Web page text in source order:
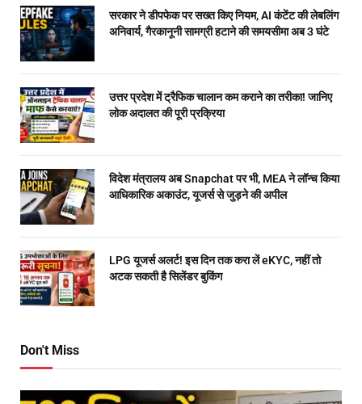
सरकार ने डीपफेक पर सख्त किए नियम, AI कंटेंट की लेबलिंग
अनिवार्य, गैरकानूनी सामग्री हटाने की समयसीमा अब 3 घंटे
उत्तर प्रदेश में ट्रैफिक चालान कम कराने का तरीका! जानिए
लोक अदालत की पूरी प्रक्रिया
विदेश मंत्रालय अब Snapchat पर भी, MEA ने लॉन्च किया
आधिकारिक अकाउंट, यूजर्स से जुड़ने की अपील
LPG यूजर्स अलर्ट! इस दिन तक करा लें eKYC, नहीं तो
अटक सकती है सिलेंडर बुकिंग
Don't Miss